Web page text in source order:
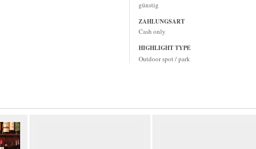
günstig
ZAHLUNGSART
Cash only
HIGHLIGHT TYPE
Outdoor spot / park